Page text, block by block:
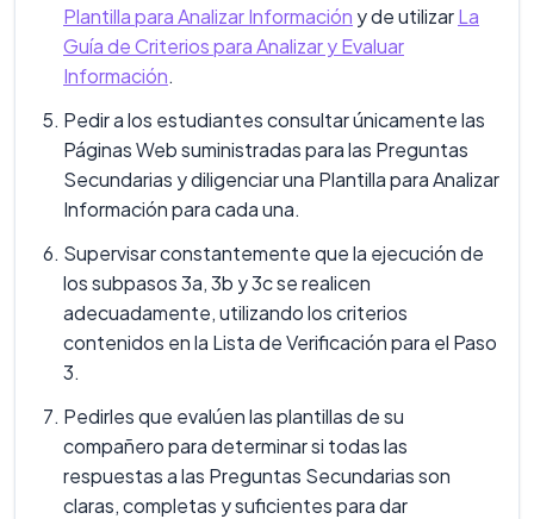
Plantilla para Analizar Información y de utilizarLa
Guía de Criterios para Analizar y Evaluar
Información.
Pedir a los estudiantes consultar únicamente las
Páginas Web suministradas para las Preguntas
Secundarias y diligenciar una Plantilla para Analizar
Información para cada una.
Supervisar constantemente que la ejecución de
los subpasos 3a, 3b y 3c se realicen
adecuadamente, utilizando los criterios
contenidos en la Lista de Verificación para el Paso
3.
Pedirles que evalúen las plantillas de su
compañero para determinar si todas las
respuestas a las Preguntas Secundarias son
claras, completas y suficientes para dar